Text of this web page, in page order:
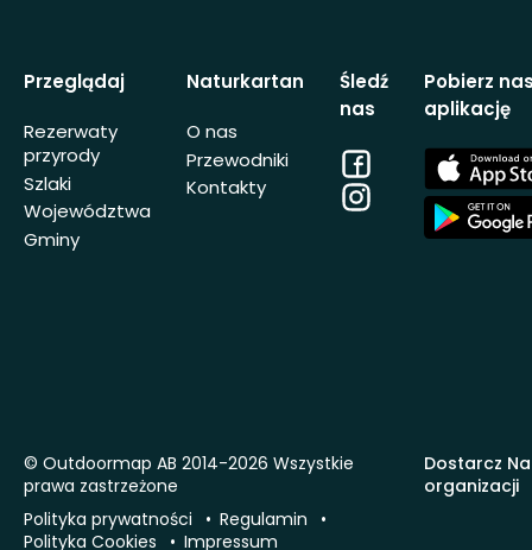
Przeglądaj
Rezerwaty
przyrody
Szlaki
Województwa
Gminy
Naturkartan
O nas
Przewodniki
Kontakty
Śledź
nas
Facebook
Instagram
Pobierz
aplikację
App
Store
App
Store
Dostarcz
organizacji
© Outdoormap AB 2014-2026 Wszystkie
prawa zastrzeżone
Polityka prywatności
Regulamin
Polityka Cookies
Impressum